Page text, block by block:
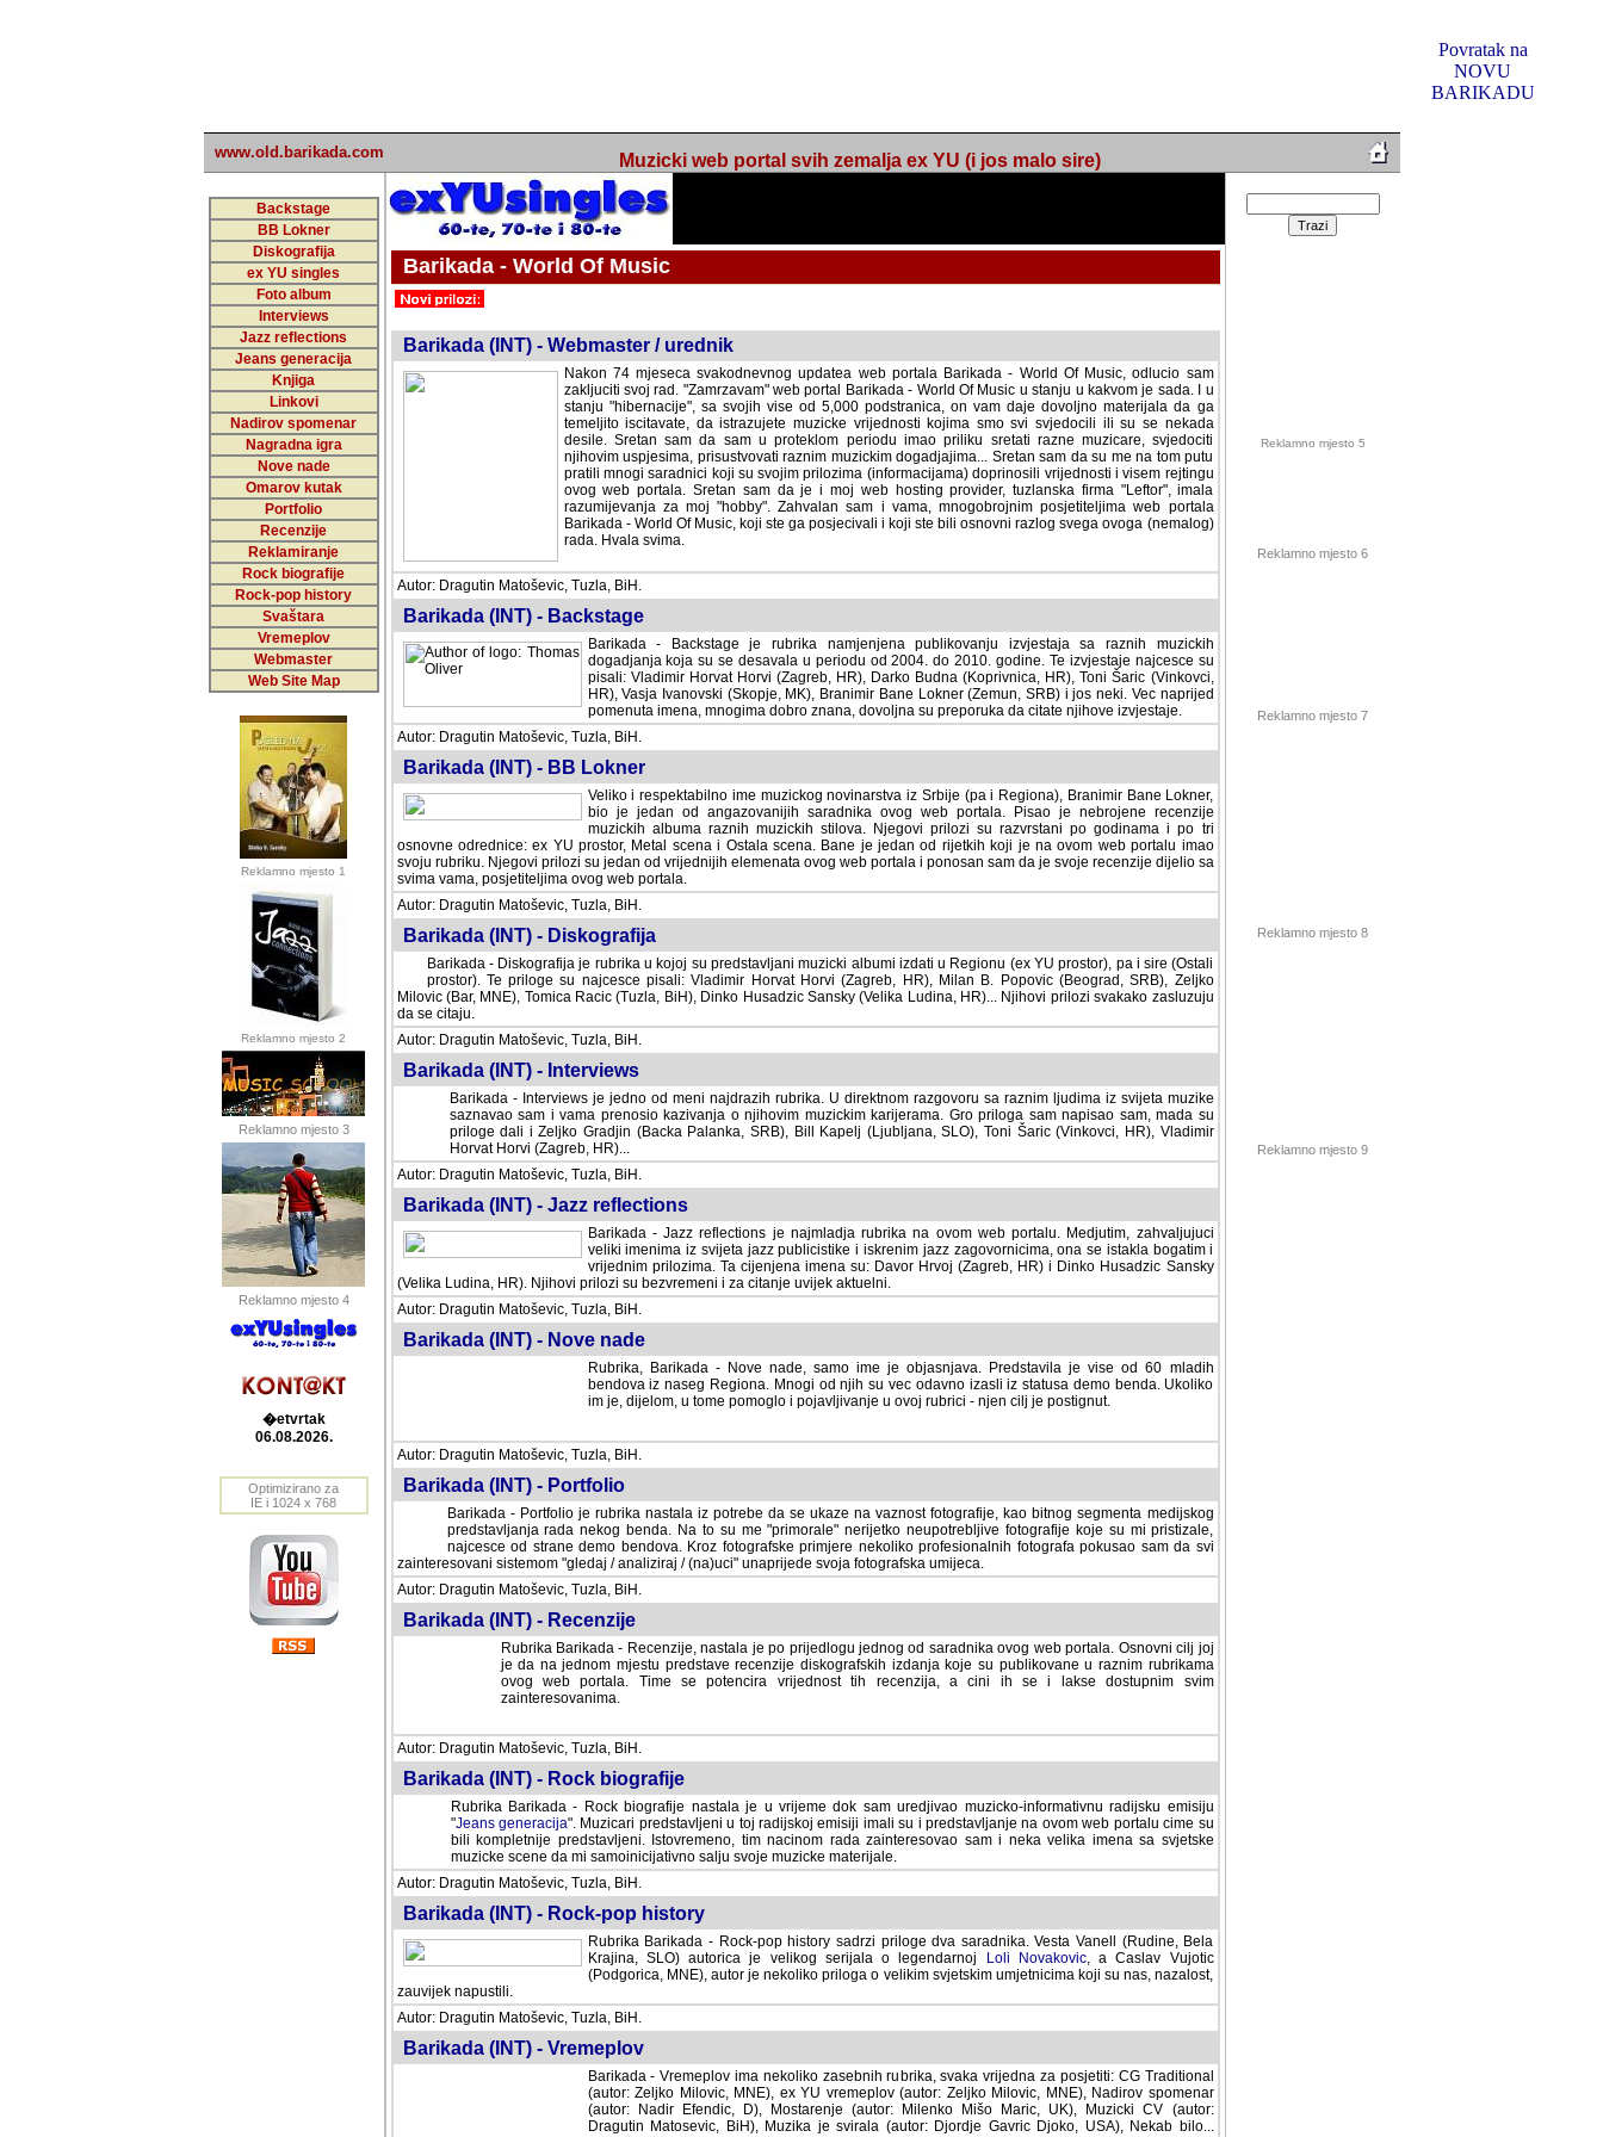
Povratak na
NOVU
BARIKADU
www.old.barikada.com Muzicki web portal svih zemalja ex YU (i jos malo sire)
Backstage
BB Lokner
Diskografija
ex YU singles
Foto album
Interviews
Jazz reflections
Jeans generacija
Knjiga
Linkovi
Nadirov spomenar
Nagradna igra
Nove nade
Omarov kutak
Portfolio
Recenzije
Reklamiranje
Rock biografije
Rock-pop history
Svaštara
Vremeplov
Webmaster
Web Site Map
Reklamno mjesto 1
Reklamno mjesto 2
Reklamno mjesto 3
Reklamno mjesto 4
�etvrtak
06.08.2026.
Optimizirano za
IE i 1024 x 768
Barikada - World Of Music
Barikada (INT) - Webmaster / urednik
Nakon 74 mjeseca svakodnevnog updatea web portala Barikada - World Of Music, odlucio sam
zakljuciti svoj rad. "Zamrzavam" web portal Barikada - World Of Music u stanju u kakvom je sada. I u
stanju "hibernacije", sa svojih vise od 5,000 podstranica, on vam daje dovoljno materijala da ga
temeljito iscitavate, da istrazujete muzicke vrijednosti kojima smo svi svjedocili ili su se nekada desile.
Sretan sam da sam u proteklom periodu imao priliku sretati razne muzicare, svjedociti njihovim
uspjesima, prisustvovati raznim muzickim dogadjajima... Sretan sam da su me na tom putu pratili
mnogi saradnici koji su svojim prilozima (informacijama) doprinosili vrijednosti i visem rejtingu ovog
web portala. Sretan sam da je i moj web hosting provider, tuzlanska firma "Leftor", imala
razumijevanja za moj "hobby". Zahvalan sam i vama, mnogobrojnim posjetiteljima web portala
Barikada - World Of Music, koji ste ga posjecivali i koji ste bili osnovni razlog svega ovoga (nemalog)
rada. Hvala svima.
Autor: Dragutin Matoševic, Tuzla, BiH.
Barikada (INT) - Backstage
Barikada - Backstage je rubrika namjenjena publikovanju izvjestaja sa raznih muzickih
dogadjanja koja su se desavala u periodu od 2004. do 2010. godine. Te izvjestaje najcesce su
pisali: Vladimir Horvat Horvi (Zagreb, HR), Darko Budna (Koprivnica, HR), Toni Šaric (Vinkovci,
HR), Vasja Ivanovski (Skopje, MK), Branimir Bane Lokner (Zemun, SRB) i jos neki. Vec naprijed
pomenuta imena, mnogima dobro znana, dovoljna su preporuka da citate njihove izvjestaje.
Autor: Dragutin Matoševic, Tuzla, BiH.
Barikada (INT) - BB Lokner
Veliko i respektabilno ime muzickog novinarstva iz Srbije (pa i Regiona), Branimir Bane Lokner,
bio je jedan od angazovanijih saradnika ovog web portala. Pisao je nebrojene recenzije muzickih
albuma raznih muzickih stilova. Njegovi prilozi su razvrstani po godinama i po tri osnovne
odrednice: ex YU prostor, Metal scena i Ostala scena. Bane je jedan od rijetkih koji je na ovom web portalu imao svoju rubriku.
Njegovi prilozi su jedan od vrijednijih elemenata ovog web portala i ponosan sam da je svoje recenzije dijelio sa svima vama,
posjetiteljima ovog web portala.
Autor: Dragutin Matoševic, Tuzla, BiH.
Barikada (INT) - Diskografija
Barikada - Diskografija je rubrika u kojoj su predstavljani muzicki albumi izdati u Regionu (ex YU prostor), pa i sire (Ostali
prostor). Te priloge su najcesce pisali: Vladimir Horvat Horvi (Zagreb, HR), Milan B. Popovic (Beograd, SRB), Zeljko Milovic
(Bar, MNE), Tomica Racic (Tuzla, BiH), Dinko Husadzic Sansky (Velika Ludina, HR)... Njihovi prilozi svakako zasluzuju da se
citaju.
Autor: Dragutin Matoševic, Tuzla, BiH.
Barikada (INT) - Interviews
Barikada - Interviews je jedno od meni najdrazih rubrika. U direktnom razgovoru sa raznim ljudima iz svijeta muzike
saznavao sam i vama prenosio kazivanja o njihovim muzickim karijerama. Gro priloga sam napisao sam, mada su
priloge dali i Zeljko Gradjin (Backa Palanka, SRB), Bill Kapelj (Ljubljana, SLO), Toni Šaric (Vinkovci, HR), Vladimir
Horvat Horvi (Zagreb, HR)...
Autor: Dragutin Matoševic, Tuzla, BiH.
Barikada (INT) - Jazz reflections
Barikada - Jazz reflections je najmladja rubrika na ovom web portalu. Medjutim, zahvaljujuci veliki
imenima iz svijeta jazz publicistike i iskrenim jazz zagovornicima, ona se istakla bogatim i
vrijednim prilozima. Ta cijenjena imena su: Davor Hrvoj (Zagreb, HR) i Dinko Husadzic Sansky
(Velika Ludina, HR). Njihovi prilozi su bezvremeni i za citanje uvijek aktuelni.
Autor: Dragutin Matoševic, Tuzla, BiH.
Barikada (INT) - Nove nade
Rubrika, Barikada - Nove nade, samo ime je objasnjava. Predstavila je vise od 60 mladih
bendova iz naseg Regiona. Mnogi od njih su vec odavno izasli iz statusa demo benda. Ukoliko im
je, dijelom, u tome pomoglo i pojavljivanje u ovoj rubrici - njen cilj je postignut.
Autor: Dragutin Matoševic, Tuzla, BiH.
Barikada (INT) - Portfolio
Barikada - Portfolio je rubrika nastala iz potrebe da se ukaze na vaznost fotografije, kao bitnog segmenta medijskog
predstavljanja rada nekog benda. Na to su me "primorale" nerijetko neupotrebljive fotografije koje su mi pristizale,
najcesce od strane demo bendova. Kroz fotografske primjere nekoliko profesionalnih fotografa pokusao sam da svi
zainteresovani sistemom "gledaj / analiziraj / (na)uci" unaprijede svoja fotografska umijeca.
Autor: Dragutin Matoševic, Tuzla, BiH.
Barikada (INT) - Recenzije
Rubrika Barikada - Recenzije, nastala je po prijedlogu jednog od saradnika ovog web portala. Osnovni cilj joj
je da na jednom mjestu predstave recenzije diskografskih izdanja koje su publikovane u raznim rubrikama
ovog web portala. Time se potencira vrijednost tih recenzija, a cini ih se i lakse dostupnim svim
zainteresovanima.
Autor: Dragutin Matoševic, Tuzla, BiH.
Barikada (INT) - Rock biografije
Rubrika Barikada - Rock biografije nastala je u vrijeme dok sam uredjivao muzicko-informativnu radijsku emisiju
"Jeans generacija". Muzicari predstavljeni u toj radijskoj emisiji imali su i predstavljanje na ovom web portalu cime su
bili kompletnije predstavljeni. Istovremeno, tim nacinom rada zainteresovao sam i neka velika imena sa svjetske
muzicke scene da mi samoinicijativno salju svoje muzicke materijale.
Autor: Dragutin Matoševic, Tuzla, BiH.
Barikada (INT) - Rock-pop history
Rubrika Barikada - Rock-pop history sadrzi priloge dva saradnika. Vesta Vanell (Rudine, Bela
Krajina, SLO) autorica je velikog serijala o legendarnoj
Loli Novakovic, a Caslav Vujotic
(Podgorica, MNE), autor je nekoliko priloga o velikim svjetskim umjetnicima koji su nas, nazalost,
zauvijek napustili.
Autor: Dragutin Matoševic, Tuzla, BiH.
Barikada (INT) - Vremeplov
Barikada - Vremeplov ima nekoliko zasebnih rubrika, svaka vrijedna za posjetiti: CG Traditional
(autor: Zeljko Milovic, MNE), ex YU vremeplov (autor: Zeljko Milovic, MNE), Nadirov spomenar
(autor: Nadir Efendic, D), Mostarenje (autor: Milenko Mišo Maric, UK), Muzicki CV (autor: Dragutin
Matosevic, BiH), Muzika je svirala (autor: Djordje Gavric Djoko, USA), Nekab bilo... (autor: